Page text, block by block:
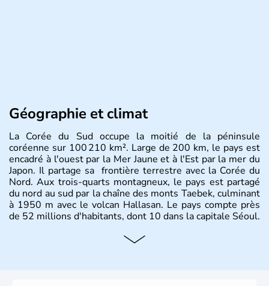
Géographie et climat
La Corée du Sud occupe la moitié de la péninsule
coréenne sur 100 210 km². Large de 200 km, le pays est
encadré à l'ouest par la Mer Jaune et à l'Est par la mer du
Japon. Il partage sa frontière terrestre avec la Corée du
Nord. Aux trois-quarts montagneux, le pays est partagé
du nord au sud par la chaîne des monts Taebek, culminant
à 1950 m avec le volcan Hallasan. Le pays compte près
de 52 millions d'habitants, dont 10 dans la capitale Séoul.
Histoire et administration